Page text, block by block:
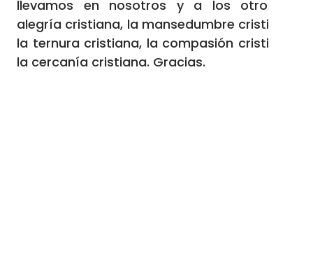
llevamos en nosotros y a los otros la
alegría cristiana, la mansedumbre cristiana,
la ternura cristiana, la compasión cristiana,
la cercanía cristiana. Gracias.